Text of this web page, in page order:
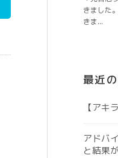
最近
【アキ
アドバ
と結果